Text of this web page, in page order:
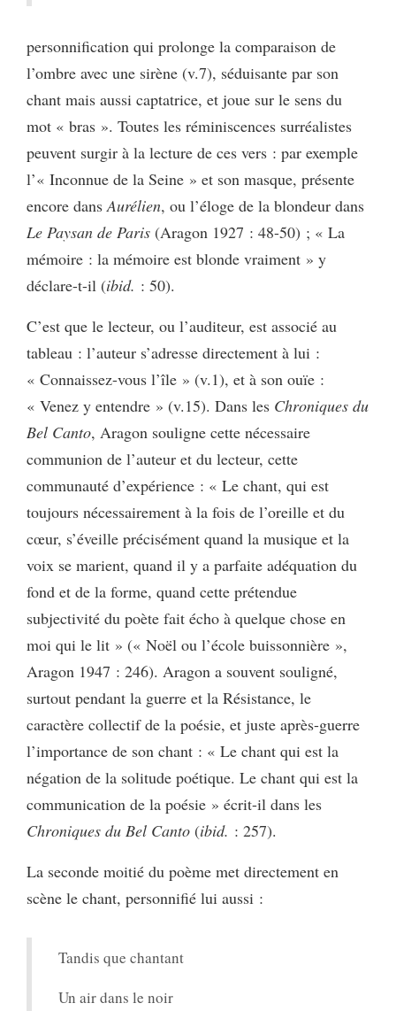
personnification qui prolonge la comparaison de
l’ombre avec une sirène (v.7), séduisante par son
chant mais aussi captatrice, et joue sur le sens du
mot « bras ». Toutes les réminiscences surréalistes
peuvent surgir à la lecture de ces vers : par exemple
l’« Inconnue de la Seine » et son masque, présente
encore dans Aurélien, ou l’éloge de la blondeur dans
Le Paysan de Paris (Aragon 1927 : 48-50) ; « La
mémoire : la mémoire est blonde vraiment » y
déclare-t-il (ibid. : 50).
C’est que le lecteur, ou l’auditeur, est associé au
tableau : l’auteur s’adresse directement à lui :
« Connaissez-vous l’île » (v.1), et à son ouïe :
« Venez y entendre » (v.15). Dans les Chroniques du
Bel Canto, Aragon souligne cette nécessaire
communion de l’auteur et du lecteur, cette
communauté d’expérience : « Le chant, qui est
toujours nécessairement à la fois de l’oreille et du
cœur, s’éveille précisément quand la musique et la
voix se marient, quand il y a parfaite adéquation du
fond et de la forme, quand cette prétendue
subjectivité du poète fait écho à quelque chose en
moi qui le lit » (« Noël ou l’école buissonnière »,
Aragon 1947 : 246). Aragon a souvent souligné,
surtout pendant la guerre et la Résistance, le
caractère collectif de la poésie, et juste après-guerre
l’importance de son chant : « Le chant qui est la
négation de la solitude poétique. Le chant qui est la
communication de la poésie » écrit-il dans les
Chroniques du Bel Canto (ibid. : 257).
La seconde moitié du poème met directement en
scène le chant, personnifié lui aussi :
Tandis que chantant
Un air dans le noir